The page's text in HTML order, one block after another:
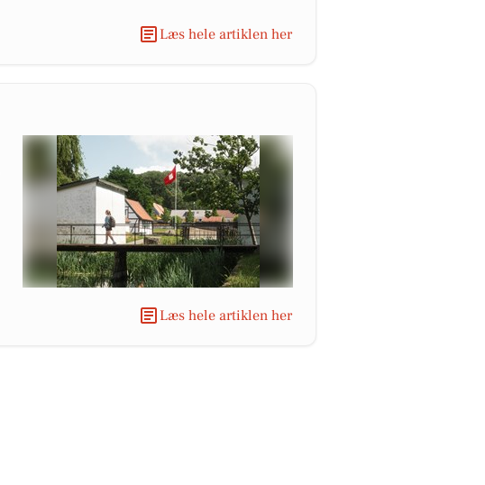
Læs hele artiklen her
Læs hele artiklen her